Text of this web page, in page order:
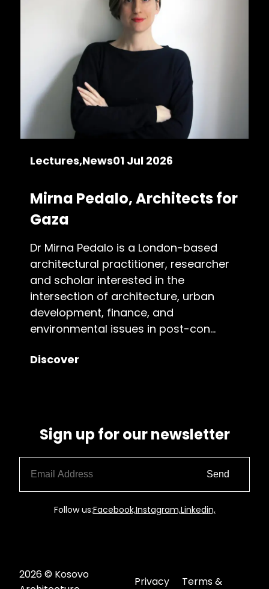
Lectures News01 Jul 2026
Mirna Pedalo, Architects for
Gaza
Dr Mirna Pedalo is a London-based
architectural practitioner, researcher
and scholar interested in the
intersection of architecture, urban
development, finance, and
environmental issues in post-con...
Discover
Sign up for our newsletter
Send
Follow us:Facebook,Instagram,Linkedin,
2026 © Kosovo
Privacy Terms &